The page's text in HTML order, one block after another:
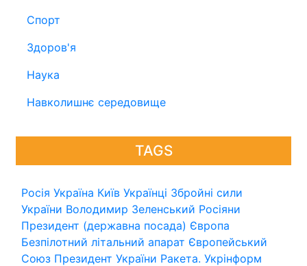
Спорт
Здоров'я
Наука
Навколишнє середовище
TAGS
Росія Україна Київ Українці Збройні сили
України Володимир Зеленський Росіяни
Президент (державна посада) Європа
Безпілотний літальний апарат Європейський
Союз Президент України Ракета. Укрінформ